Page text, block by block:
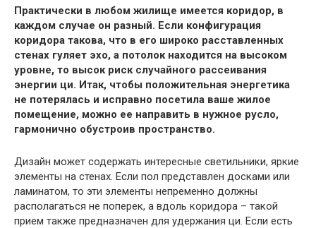
Практически в любом жилище имеется коридор, в
каждом случае он разный. Если конфигурация
коридора такова, что в его широко расставленных
стенах гуляет эхо, а потолок находится на высоком
уровне, то высок риск случайного рассеивания
энергии ци. Итак, чтобы положительная энергетика
не потерялась и исправно посетила ваше жилое
помещение, можно ее направить в нужное русло,
гармонично обустроив пространство.
Дизайн может содержать интересные светильники, яркие
элементы на стенах. Если пол представлен досками или
ламинатом, то эти элементы непременно должны
располагаться не поперек, а вдоль коридора – такой
прием также предназначен для удержания ци. Если есть